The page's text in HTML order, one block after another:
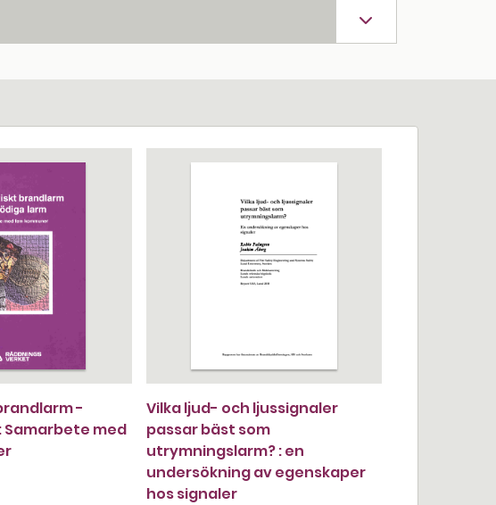
-
Samarbete med
Vilka ljud- och ljussignaler
passar bäst som
utrymningslarm? : en
undersökning av egenskaper
hos signaler